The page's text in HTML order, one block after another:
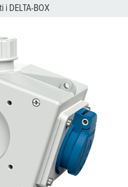
i DELTA-BOX